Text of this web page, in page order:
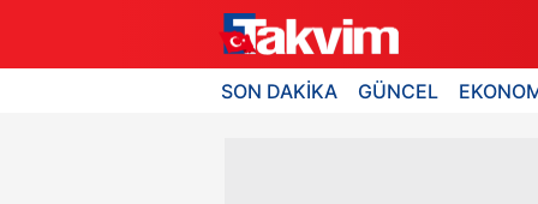
SON DAKİKA GÜNCEL